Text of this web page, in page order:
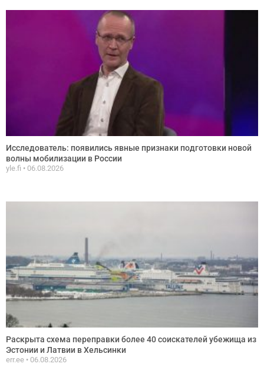
Исследователь: появились явные признаки подготовки новой
волны мобилизации в России
yle.fi 06.08.2026
Раскрыта схема переправки более 40 соискателей убежища из
Эстонии и Латвии в Хельсинки
err.ee 06.08.2026